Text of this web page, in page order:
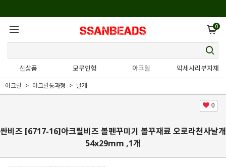
0
신상품 모루인형 아크릴 악세사리부자재
아크릴 아크릴통과형 날개
0
싼비즈 [6717-16]아크릴비즈 볼펜꾸미기 볼꾸재료 오로라천사날개
54x29mm ,1개